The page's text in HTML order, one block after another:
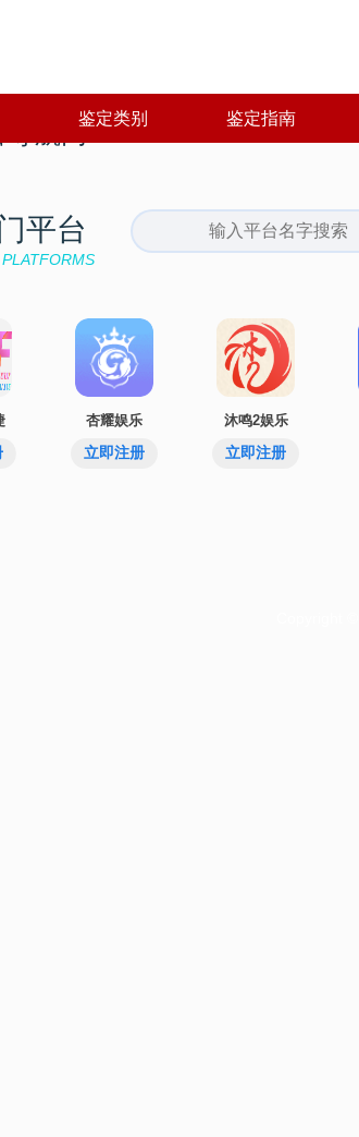
鉴定类别 鉴定指南